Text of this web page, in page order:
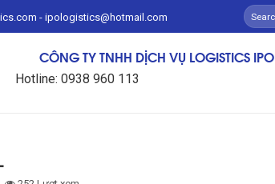
- ipologistics@hotmail.com
CÔNG TY TNHH DỊCH VỤ LOGISTICS IPO
Hotline: 0938 960 113